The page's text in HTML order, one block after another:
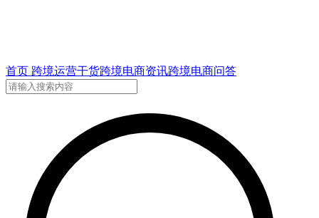
首页 跨境运营干货跨境电商资讯跨境电商问答